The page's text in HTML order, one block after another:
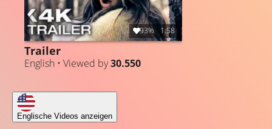
93% 1:58
Trailer
English • Viewed by30.550
Englische Videos anzeigen